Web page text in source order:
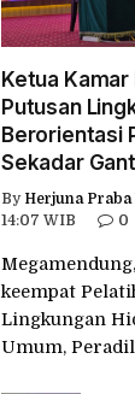
Ketua
Putusan
Berorientasi
Sekadar
By Herjuna Praba
14:07 WIB
0
keempat
Lingkungan
Umum,